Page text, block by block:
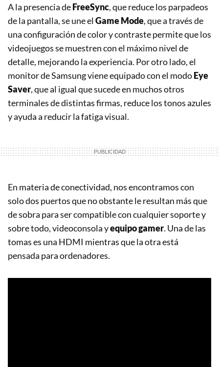
A la presencia deFreeSync, que reduce los parpadeos
de la pantalla, se une el Game Mode, que a través de
una configuración de color y contraste permite que los
videojuegos se muestren con el máximo nivel de
detalle, mejorando la experiencia. Por otro lado, el
monitor de Samsung viene equipado con el modoEye
Saver, que al igual que sucede en muchos otros
terminales de distintas firmas, reduce los tonos azules
y ayuda a reducir la fatiga visual.
En materia de conectividad, nos encontramos con
solo dos puertos que no obstante le resultan más que
de sobra para ser compatible con cualquier soporte y
sobre todo, videoconsola yequipo gamer. Una de las
tomas es una HDMI mientras que la otra está
pensada para ordenadores.